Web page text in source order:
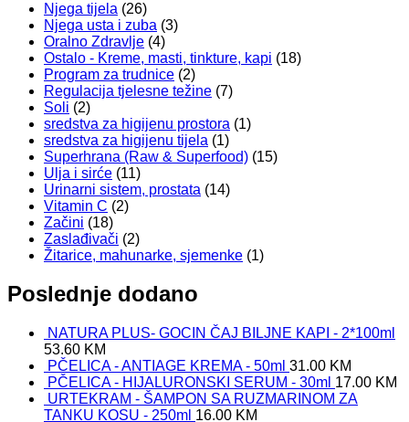
Njega tijela (26)
Njega usta i zuba (3)
Oralno Zdravlje (4)
Ostalo - Kreme, masti, tinkture, kapi (18)
Program za trudnice (2)
Regulacija tjelesne težine (7)
Soli (2)
sredstva za higijenu prostora (1)
sredstva za higijenu tijela (1)
Superhrana (Raw & Superfood) (15)
Ulja i sirće (11)
Urinarni sistem, prostata (14)
Vitamin C (2)
Začini (18)
Zaslađivači (2)
Žitarice, mahunarke, sjemenke (1)
Poslednje dodano
NATURA PLUS- GOCIN ČAJ BILJNE KAPI - 2*100ml
53.60 KM
PČELICA - ANTIAGE KREMA - 50ml 31.00 KM
PČELICA - HIJALURONSKI SERUM - 30ml 17.00 KM
URTEKRAM - ŠAMPON SA RUZMARINOM ZA
TANKU KOSU - 250ml 16.00 KM